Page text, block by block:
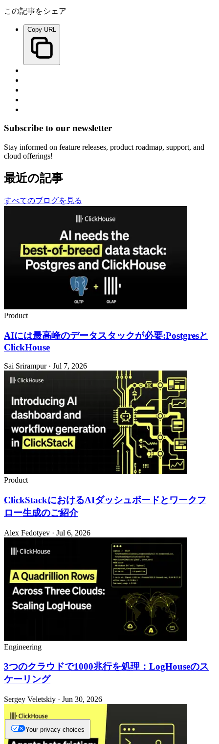
この記事をシェア
Copy URL
Subscribe to our newsletter
Stay informed on feature releases, product roadmap, support, and
cloud offerings!
最近の記事
すべてのブログを見る
Product
AIには最高峰のデータスタックが必要:Postgresと
ClickHouse
Sai Srirampur · Jul 7, 2026
Product
ClickStackにおけるAIダッシュボードとワークフ
ロー生成のご紹介
Alex Fedotyev · Jul 6, 2026
Engineering
3つのクラウドで1000兆行を処理：LogHouseのス
ケーリング
Sergey Veletskiy · Jun 30, 2026
Your privacy choices